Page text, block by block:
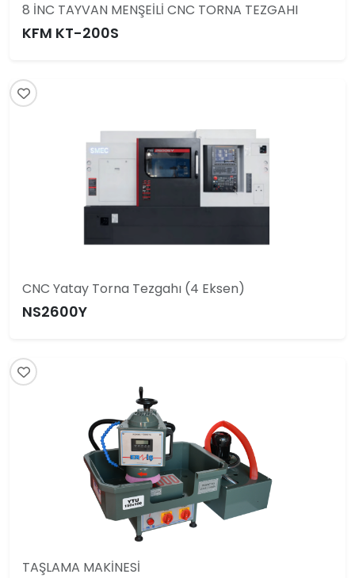
8 İNC TAYVAN MENŞEİLİ CNC TORNA TEZGAHI
KFM KT-200S
CNC Yatay Torna Tezgahı (4 Eksen)
NS2600Y
TAŞLAMA MAKİNESİ